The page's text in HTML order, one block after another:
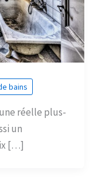
bains
réelle plus-
un
[…]